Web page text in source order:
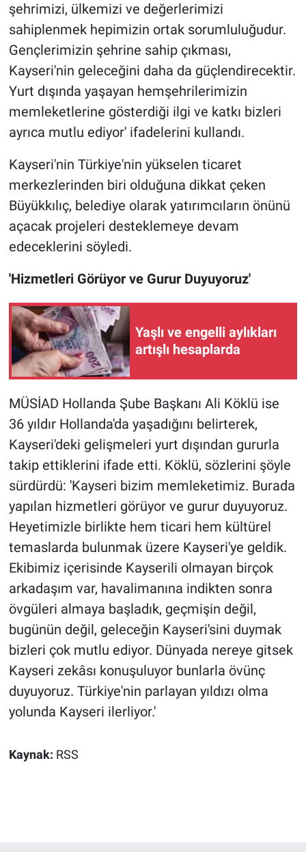
şehrimizi, ülkemizi ve değerlerimizi
sahiplenmek hepimizin ortak sorumluluğudur.
Gençlerimizin şehrine sahip çıkması,
Kayseri'nin geleceğini daha da güçlendirecektir.
Yurt dışında yaşayan hemşehrilerimizin
memleketlerine gösterdiği ilgi ve katkı bizleri
ayrıca mutlu ediyor' ifadelerini kullandı.
Kayseri'nin Türkiye'nin yükselen ticaret
merkezlerinden biri olduğuna dikkat çeken
Büyükkılıç, belediye olarak yatırımcıların önünü
açacak projeleri desteklemeye devam
edeceklerini söyledi.
'Hizmetleri Görüyor ve Gurur Duyuyoruz'
Yaşlı ve engelli aylıkları
artışlı hesaplarda
MÜSİAD Hollanda Şube Başkanı Ali Köklü ise
36 yıldır Hollanda'da yaşadığını belirterek,
Kayseri'deki gelişmeleri yurt dışından gururla
takip ettiklerini ifade etti. Köklü, sözlerini şöyle
sürdürdü: 'Kayseri bizim memleketimiz. Burada
yapılan hizmetleri görüyor ve gurur duyuyoruz.
Heyetimizle birlikte hem ticari hem kültürel
temaslarda bulunmak üzere Kayseri'ye geldik.
Ekibimiz içerisinde Kayserili olmayan birçok
arkadaşım var, havalimanına indikten sonra
övgüleri almaya başladık, geçmişin değil,
bugünün değil, geleceğin Kayseri'sini duymak
bizleri çok mutlu ediyor. Dünyada nereye gitsek
Kayseri zekâsı konuşuluyor bunlarla övünç
duyuyoruz. Türkiye'nin parlayan yıldızı olma
yolunda Kayseri ilerliyor.'
Kaynak: RSS